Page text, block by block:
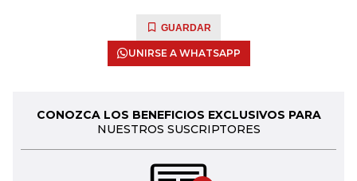
GUARDAR
UNIRSE A WHATSAPP
CONOZCA LOS BENEFICIOS EXCLUSIVOS PARA
NUESTROS SUSCRIPTORES